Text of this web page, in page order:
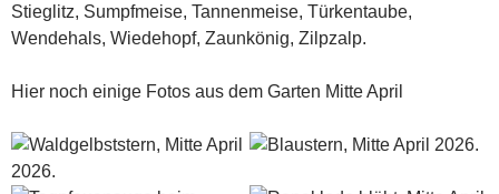
Stieglitz, Sumpfmeise, Tannenmeise, Türkentaube,
Wendehals, Wiedehopf, Zaunkönig, Zilpzalp.
Hier noch einige Fotos aus dem Garten Mitte April